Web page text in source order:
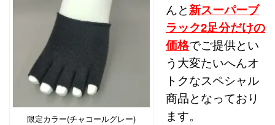
限定カラー(チャコールグレー)
んと新スーパーブ
ラック2足分だけの
価格でご提供とい
う大変たいへんオ
トクなスペシャル
商品となっており
ます。